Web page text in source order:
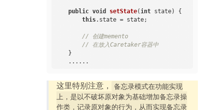
public void setState(int state)
{
this.state = state;
// 创建memento
// 在放入Caretaker容器中
    }
这里特别注意，
备忘录模式在功能实现
上，是以不破坏原对象为基础增加备忘录操
作类，记录原对象的行为，从而实现备忘录